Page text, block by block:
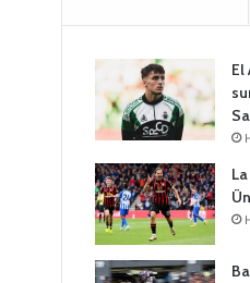
El